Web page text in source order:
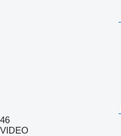
46
VIDEO